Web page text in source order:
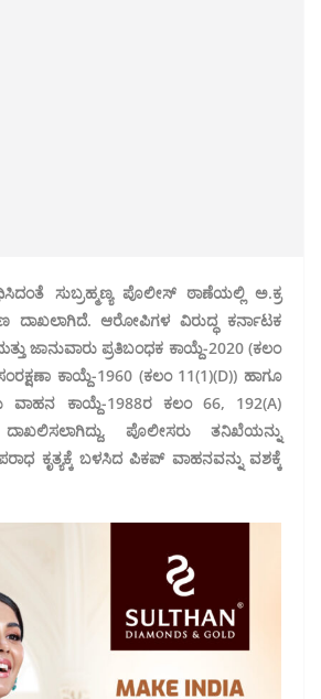
ಸುಬ್ರಹ್ಮಣ್ಯ ಪೊಲೀಸ್ ಠಾಣೆಯಲ್ಲಿ ಅ.ಕ್ರ
ದಾಖಲಾಗಿದೆ. ಆರೋಪಿಗಳ ವಿರುದ್ಧ ಕರ್ನಾಟಕ
ಜಾನುವಾರು ಪ್ರತಿಬಂಧಕ ಕಾಯ್ದೆ-2020 (ಕಲಂ
ಕಾಯ್ದೆ-1960 (ಕಲಂ 11(1)(D)) ಹಾಗೂ
ಕಾಯ್ದೆ-1988ರ ಕಲಂ 66, 192(A)
ಪೊಲೀಸರು ತನಿಖೆಯನ್ನು
ಕೃತ್ಯಕ್ಕೆ ಬಳಸಿದ ಪಿಕಪ್ ವಾಹನವನ್ನು ವಶಕ್ಕೆ